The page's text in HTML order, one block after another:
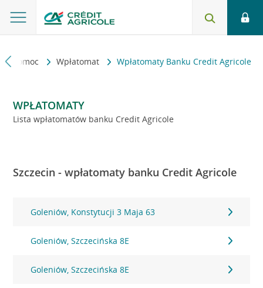
i pomoc Wpłatomat Wpłatomaty Banku Credit Agricole
WPŁATOMATY
Lista wpłatomatów banku Credit Agricole
Szczecin - wpłatomaty banku Credit Agricole
Goleniów, Konstytucji 3 Maja 63
Goleniów, Szczecińska 8E
Goleniów, Szczecińska 8E